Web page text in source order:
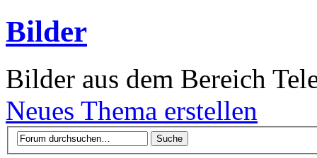
Bilder
Bilder aus dem Bereich
Neues Thema erstellen